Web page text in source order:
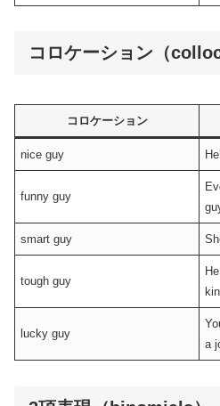
コロケーション（
コロケーション
nice guy
funny guy
smart guy
tough guy
lucky guy
a